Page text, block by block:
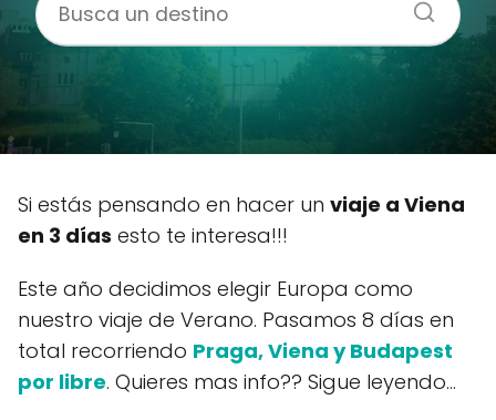
Si estás pensando en hacer un viaje a Viena
en 3 días esto te interesa!!!
Este año decidimos elegir Europa como
nuestro viaje de Verano. Pasamos 8 días en
total recorriendo Praga, Viena y Budapest
por libre. Quieres mas info?? Sigue leyendo...